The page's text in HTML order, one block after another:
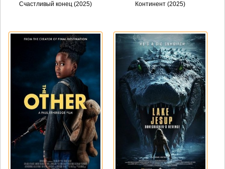
Счастливый конец (2025) Континент (2025)